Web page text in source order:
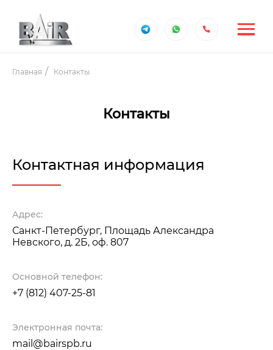
Главная Контакты
Контакты
Контактная информация
Адрес:
Санкт-Петербург, Площадь Александра
Невского, д. 2Б, оф. 807
Основной телефон:
+7 (812) 407-25-81
Электронная почта:
mail@bairspb.ru